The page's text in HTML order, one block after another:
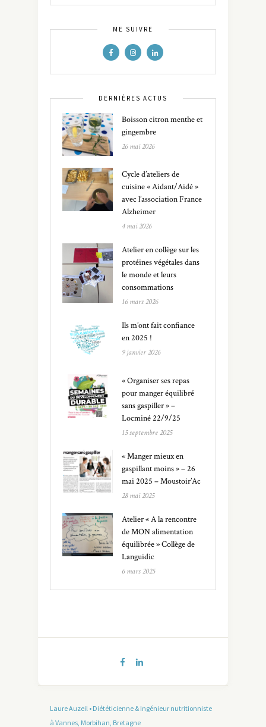
ME SUIVRE
DERNIÈRES ACTUS
Boisson citron menthe et
gingembre
26 mai 2026
Cycle d’ateliers de
cuisine « Aidant/Aidé »
avec l’association France
Alzheimer
4 mai 2026
Atelier en collège sur les
protéines végétales dans
le monde et leurs
consommations
16 mars 2026
Ils m’ont fait confiance
en 2025 !
9 janvier 2026
« Organiser ses repas
pour manger équilibré
sans gaspiller » –
Locminé 22/9/25
15 septembre 2025
« Manger mieux en
gaspillant moins » – 26
mai 2025 – Moustoir’Ac
28 mai 2025
Atelier « A la rencontre
de MON alimentation
équilibrée » Collège de
Languidic
6 mars 2025
Laure Auzeil • Diététicienne & Ingénieur nutritionniste
à Vannes, Morbihan, Bretagne